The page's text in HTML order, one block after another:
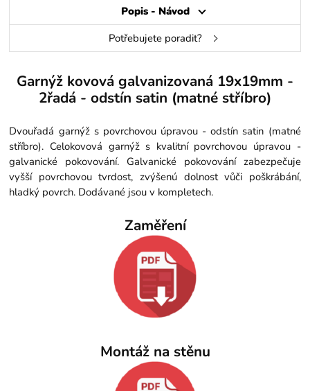
Popis - Návod
Potřebujete poradit?
Garnýž kovová galvanizovaná 19x19mm -
2řadá - odstín satin (matné stříbro)
Dvouřadá garnýž s povrchovou úpravou - odstín satin (matné
stříbro). Celokovová garnýž s kvalitní povrchovou úpravou -
galvanické pokovování. Galvanické pokovování zabezpečuje
vyšší povrchovou tvrdost, zvýšenú dolnost vůči poškrábání,
hladký povrch. Dodávané jsou v kompletech.
Zaměření
Montáž na stěnu